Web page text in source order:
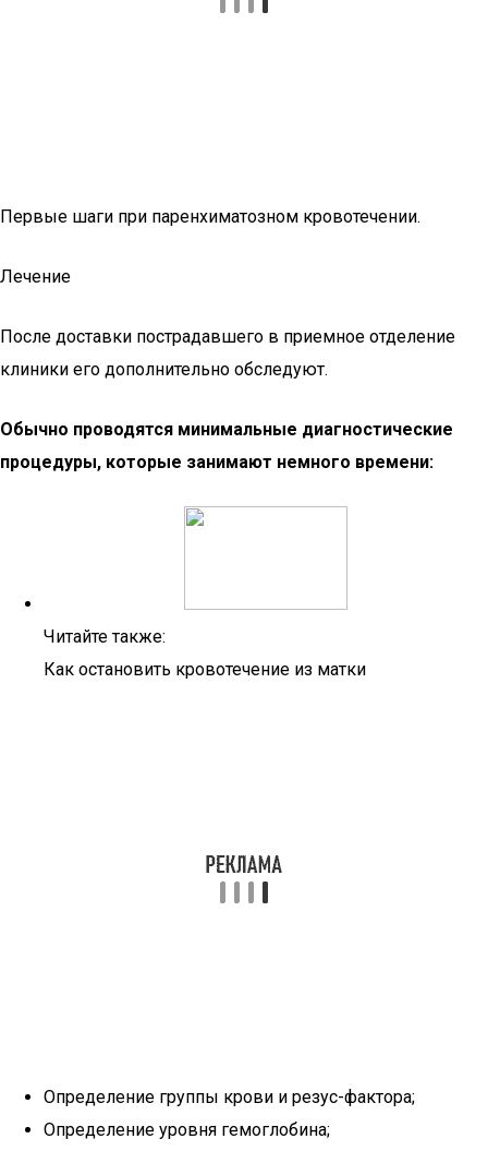
Первые шаги при паренхиматозном кровотечении.
Лечение
После доставки пострадавшего в приемное отделение
клиники его дополнительно обследуют.
Обычно проводятся минимальные диагностические
процедуры, которые занимают немного времени:
Читайте также:
Как остановить кровотечение из матки
Определение группы крови и резус-фактора;
Определение уровня гемоглобина;